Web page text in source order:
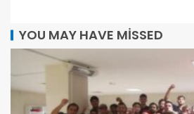
YOU MAY HAVE MISSED